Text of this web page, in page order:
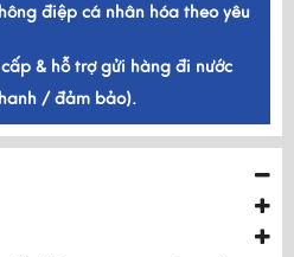
điệp cá nhân hóa theo yêu
& hỗ trợ gửi hàng đi nước
/ đảm bảo).